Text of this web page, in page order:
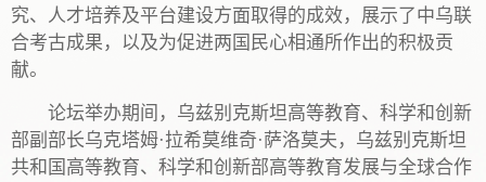
究、人才培养及平台建设方面取得的成效，展示了中乌联
合考古成果，以及为促进两国民心相通所作出的积极贡
献。
论坛举办期间，乌兹别克斯坦高等教育、科学和创新
部副部长乌克塔姆·拉希莫维奇·萨洛莫夫，乌兹别克斯坦
共和国高等教育、科学和创新部高等教育发展与全球合作